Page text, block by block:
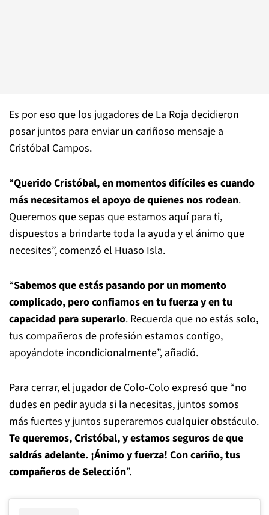
Es por eso que los jugadores de La Roja decidieron
posar juntos para enviar un cariñoso mensaje a
Cristóbal Campos.
“Querido Cristóbal, en momentos difíciles es cuando
más necesitamos el apoyo de quienes nos rodean.
Queremos que sepas que estamos aquí para ti,
dispuestos a brindarte toda la ayuda y el ánimo que
necesites”, comenzó el Huaso Isla.
“Sabemos que estás pasando por un momento
complicado, pero confiamos en tu fuerza y en tu
capacidad para superarlo. Recuerda que no estás solo,
tus compañeros de profesión estamos contigo,
apoyándote incondicionalmente”, añadió.
Para cerrar, el jugador de Colo-Colo expresó que “no
dudes en pedir ayuda si la necesitas, juntos somos
más fuertes y juntos superaremos cualquier obstáculo.
Te queremos, Cristóbal, y estamos seguros de que
saldrás adelante. ¡Ánimo y fuerza! Con cariño, tus
compañeros de Selección”.